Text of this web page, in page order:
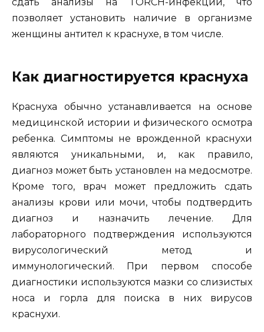
позволяет установить наличие в организме
женщины антител к краснухе, в том числе.
Как диагностируется краснуха
Краснуха обычно устанавливается на основе
медицинской истории и физического осмотра
ребенка. Симптомы не врожденной краснухи
являются уникальными, и, как правило,
диагноз может быть установлен на медосмотре.
Кроме того, врач может предложить сдать
анализы крови или мочи, чтобы подтвердить
диагноз и назначить лечение. Для
лабораторного подтверждения используются
вирусологический метод и
иммунологический. При первом способе
диагностики используются мазки со слизистых
носа и горла для поиска в них вирусов
краснухи.